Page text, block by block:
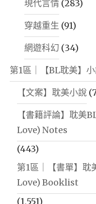
現代言情 (283)
穿越重生 (91)
網遊科幻 (34)
第1區｜【BL耽美】
【文案】耽美小說
【書籍評論】耽美
Love) Notes
(443)
第1區｜【書單】
Love) Booklist
(1,551)